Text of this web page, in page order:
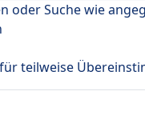
oder Suche wie
teilweise